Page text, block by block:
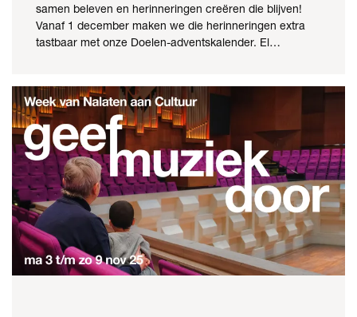
samen beleven en herinneringen creëren die blijven!
Vanaf 1 december maken we die herinneringen extra
tastbaar met onze Doelen-adventskalender. El…